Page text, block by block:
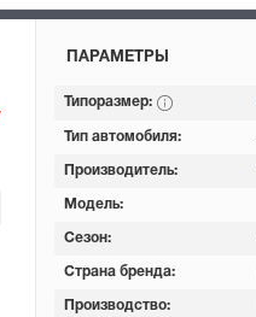
ПАРАМЕТРЫ
Типоразмер:
Тип автомобиля:
Производитель:
Модель:
Сезон:
Страна бренда:
Производство: